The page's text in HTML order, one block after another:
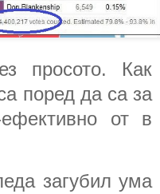
просото. Как
поред да са за
от в
загубил ума